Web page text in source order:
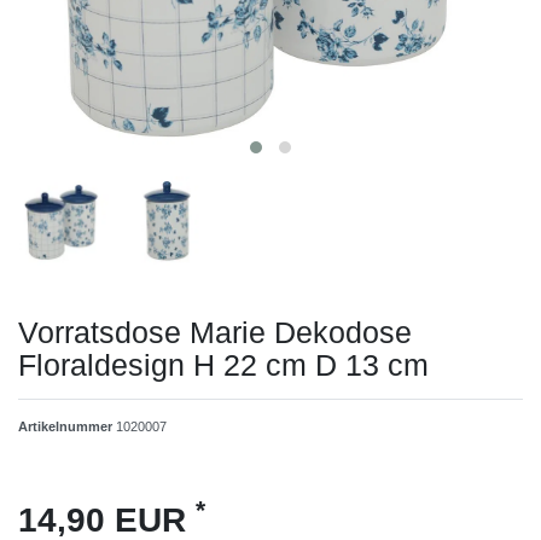
Vorratsdose Marie Dekodose
Floraldesign H 22 cm D 13 cm
Artikelnummer 1020007
14,90 EUR *